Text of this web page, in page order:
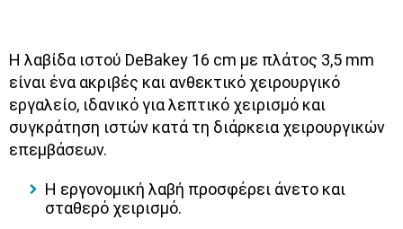
Η λαβίδα ιστού DeBakey 16 cm με πλάτος 3,5 mm
είναι ένα ακριβές και ανθεκτικό χειρουργικό
εργαλείο, ιδανικό για λεπτικό χειρισμό και
συγκράτηση ιστών κατά τη διάρκεια χειρουργικών
επεμβάσεων.
Η εργονομική λαβή προσφέρει άνετο και
σταθερό χειρισμό.